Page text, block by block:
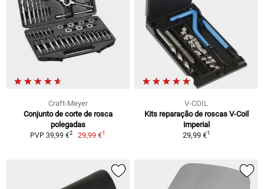
Craft-Meyer
Conjunto de corte de rosca
polegadas
PVP 39,99 €2 29,99 €1
V-COIL
Kits reparação de roscas V-Coil
imperial
29,99 €1